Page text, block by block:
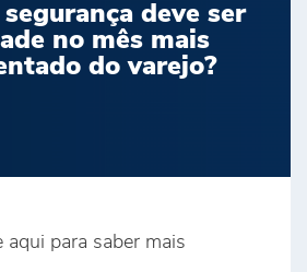
segurança deve ser
no mês mais
do varejo?
aqui para saber mais